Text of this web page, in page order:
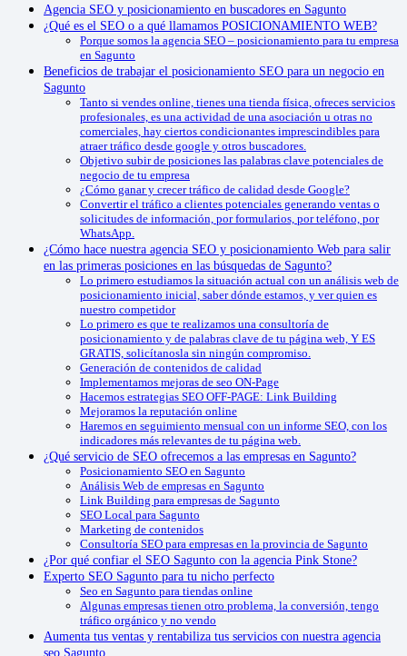
Agencia SEO y posicionamiento en buscadores en Sagunto
¿Qué es el SEO o a qué llamamos POSICIONAMIENTO WEB?
Porque somos la agencia SEO – posicionamiento para tu empresa
en Sagunto
Beneficios de trabajar el posicionamiento SEO para un negocio en
Sagunto
Tanto si vendes online, tienes una tienda física, ofreces servicios
profesionales, es una actividad de una asociación u otras no
comerciales, hay ciertos condicionantes imprescindibles para
atraer tráfico desde google y otros buscadores.
Objetivo subir de posiciones las palabras clave potenciales de
negocio de tu empresa
¿Cómo ganar y crecer tráfico de calidad desde Google?
Convertir el tráfico a clientes potenciales generando ventas o
solicitudes de información, por formularios, por teléfono, por
WhatsApp.
¿Cómo hace nuestra agencia SEO y posicionamiento Web para salir
en las primeras posiciones en las búsquedas de Sagunto?
Lo primero estudiamos la situación actual con un análisis web de
posicionamiento inicial, saber dónde estamos, y ver quien es
nuestro competidor
Lo primero es que te realizamos una consultoría de
posicionamiento y de palabras clave de tu página web, Y ES
GRATIS, solicítanosla sin ningún compromiso.
Generación de contenidos de calidad
Implementamos mejoras de seo ON-Page
Hacemos estrategias SEO OFF-PAGE: Link Building
Mejoramos la reputación online
Haremos en seguimiento mensual con un informe SEO, con los
indicadores más relevantes de tu página web.
¿Qué servicio de SEO ofrecemos a las empresas en Sagunto?
Posicionamiento SEO en Sagunto
Análisis Web de empresas en Sagunto
Link Building para empresas de Sagunto
SEO Local para Sagunto
Marketing de contenidos
Consultoría SEO para empresas en la provincia de Sagunto
¿Por qué confiar el SEO Sagunto con la agencia Pink Stone?
Experto SEO Sagunto para tu nicho perfecto
Seo en Sagunto para tiendas online
Algunas empresas tienen otro problema, la conversión, tengo
tráfico orgánico y no vendo
Aumenta tus ventas y rentabiliza tus servicios con nuestra agencia
seo Sagunto